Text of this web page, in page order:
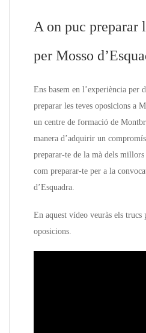
A on puc preparar
per Mosso
Ens basem en l’experiència
preparar les teves oposicions a
un centre de formació de
manera d’adquirir un
preparar-te de la mà dels millors
com preparar-te per a la
d’Esquadra.
En aquest vídeo veuràs els trucs
oposicions.